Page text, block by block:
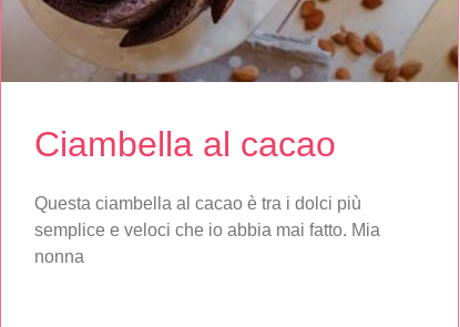
Ciambella al cacao
Questa ciambella al cacao è tra i dolci più
semplice e veloci che io abbia mai fatto. Mia
nonna